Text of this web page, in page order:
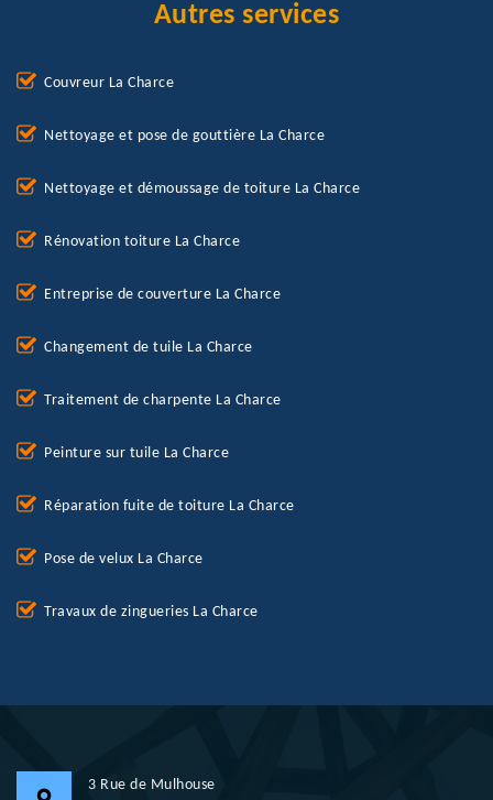
Autres services
Couvreur La Charce
Nettoyage et pose de gouttière La Charce
Nettoyage et démoussage de toiture La Charce
Rénovation toiture La Charce
Entreprise de couverture La Charce
Changement de tuile La Charce
Traitement de charpente La Charce
Peinture sur tuile La Charce
Réparation fuite de toiture La Charce
Pose de velux La Charce
Travaux de zingueries La Charce
3 Rue de Mulhouse